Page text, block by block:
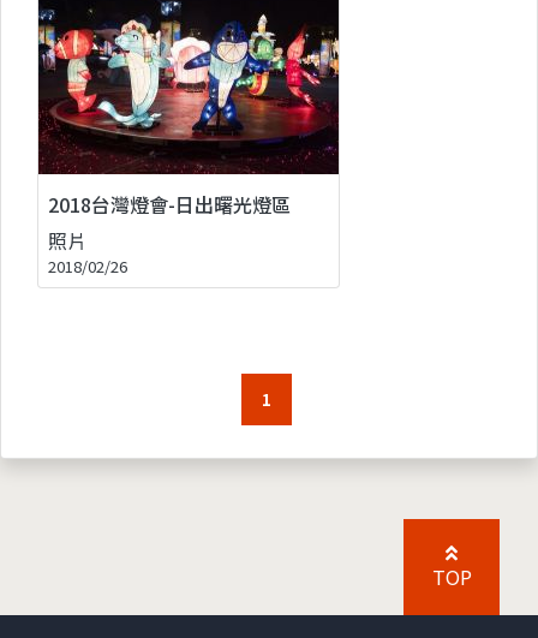
2018台灣燈會-日出曙光燈區
照片
2018/02/26
1
TOP